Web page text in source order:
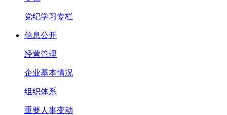
党纪学习专栏
信息公开
经营管理
企业基本情况
组织体系
重要人事变动